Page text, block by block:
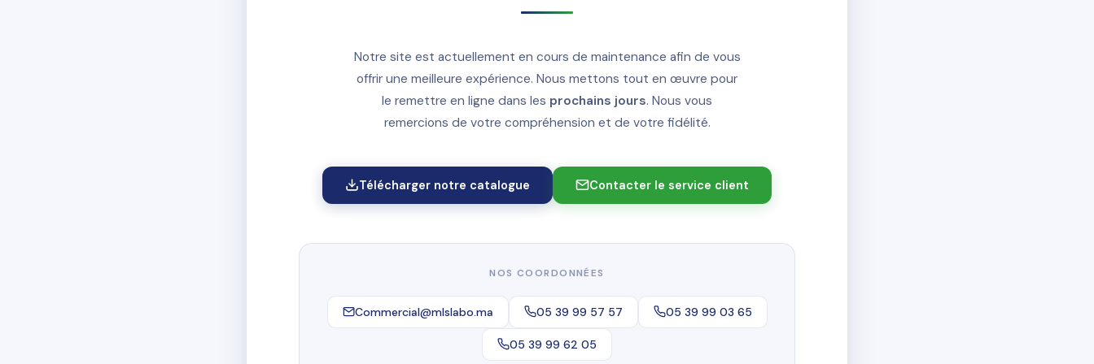
Notre site est actuellement en cours de maintenance afin de vous
offrir une meilleure expérience. Nous mettons tout en œuvre pour
le remettre en ligne dans les prochains jours. Nous vous
remercions de votre compréhension et de votre fidélité.
Télécharger notre catalogue Contacter le service client
NOS COORDONNÉES
Commercial@mlslabo.ma 05 39 99 57 57 05 39 99 03 65
05 39 99 62 05